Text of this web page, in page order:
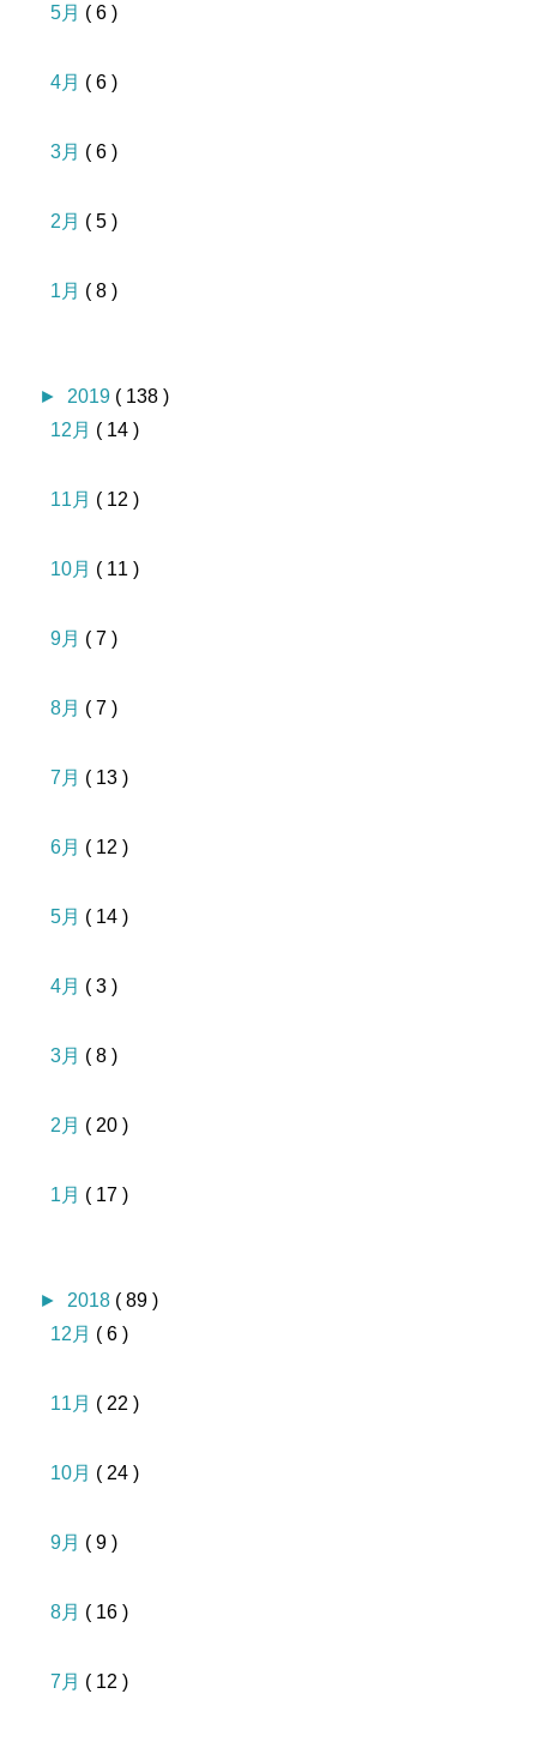
5月 ( 6 )
4月 ( 6 )
3月 ( 6 )
2月 ( 5 )
1月 ( 8 )
► 2019 ( 138 )
12月 ( 14 )
11月 ( 12 )
10月 ( 11 )
9月 ( 7 )
8月 ( 7 )
7月 ( 13 )
6月 ( 12 )
5月 ( 14 )
4月 ( 3 )
3月 ( 8 )
2月 ( 20 )
1月 ( 17 )
► 2018 ( 89 )
12月 ( 6 )
11月 ( 22 )
10月 ( 24 )
9月 ( 9 )
8月 ( 16 )
7月 ( 12 )